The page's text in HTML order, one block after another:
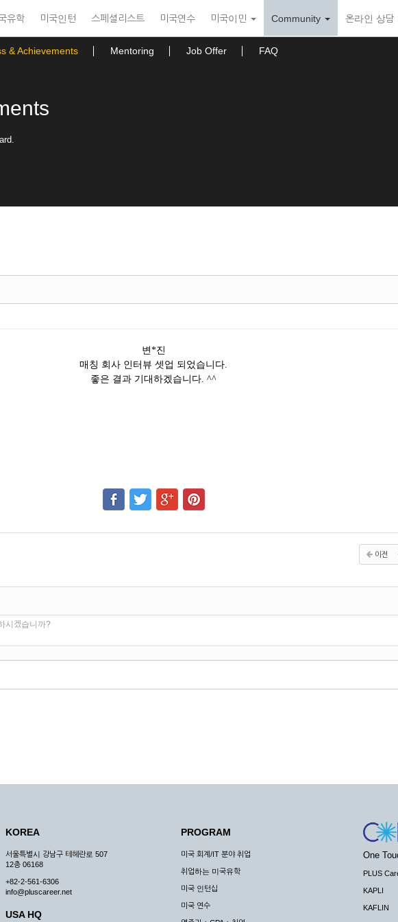
유학 미국인턴 스페셜리스트 미국연수 미국이민 Community 온라인 상담
& Achievements Mentoring Job Offer FAQ
변*진
매칭 회사 인터뷰 셋업 되었습니다.
좋은 결과 기대하겠습니다. ^^
이전
시겠습니까?
KOREA
서울특별시 강남구 테헤란로 507
12층 06168
+82-2-561-6306
info@pluscareer.net
USA HQ
PROGRAM
미국 회계/IT 분야 취업
취업하는 미국유학
미국 인턴십
미국 연수
One
PLUS
KAPLI
KAFLIN